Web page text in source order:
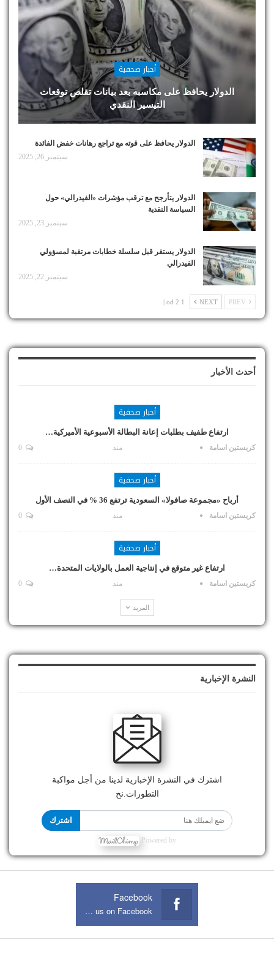
أخبار صحفية
الدولار يحافظ على مكاسبه بعد بيانات تقلص توقعات
التيسير النقدي
الدولار يحافظ على قوته مع تراجع رهانات خفض الفائدة
سبتمبر 26, 2025
الدولار يتأرجح مع ترقب مؤشرات «الفيدرالي» حول
السياسة النقدية
سبتمبر 23, 2025
الدولار يستقر قبل سلسلة خطابات مرتقبة لمسؤولي
الفيدرالي
سبتمبر 22, 2025
NEXT
1 od 2 |
أحدث الأخبار
أخبار صحفية
ارتفاع طفيف بطلبات إعانة البطالة الأسبوعية الأميركية…
كريستين اسامة منذ
أخبار صحفية
أرباح «مجموعة صافولا» السعودية ترتفع 36 % في النصف الأول
كريستين اسامة منذ
أخبار صحفية
ارتفاع غير متوقع في إنتاجية العمل بالولايات المتحدة…
كريستين اسامة منذ
المزيد
النشرة الإخبارية
اشترك في النشرة الإخبارية لدينا من أجل مواكبة
التطورات.نخ
اشترك
Powered by
Facebook
Join us on Facebook